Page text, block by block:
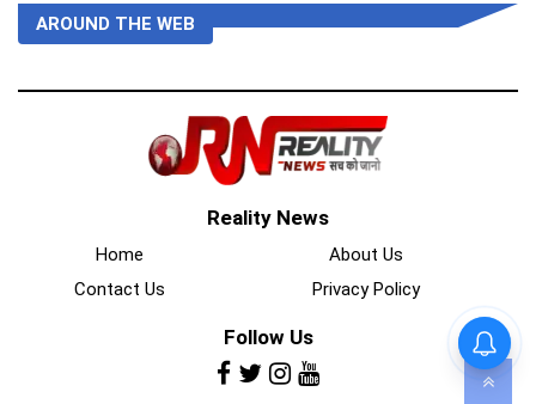
AROUND THE WEB
Reality News
Home
About Us
Contact Us
Privacy Policy
Follow Us